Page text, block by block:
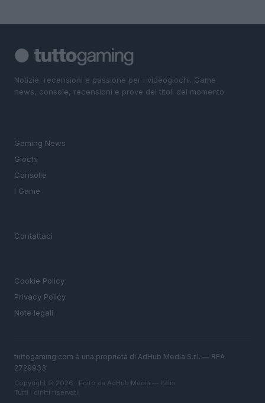
Notizie, recensioni e passione per i videogiochi. Game
news, console, recensioni e prove dei titoli del momento.
Gaming News
Giochi
Consolle
I Game
Contattaci
Cookie Policy
Privacy Policy
Note legali
tuttogaming.com è una proprietà di AdHub Media S.r.l. — REA
2729933
Copyright © 2026 · Edito da AdHub Media — Italia
Tutti i diritti riservati